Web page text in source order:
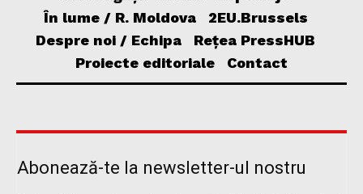
În lume / R. Moldova
2EU.Brussels
Despre noi / Echipa
Rețea PressHUB
Proiecte editoriale
Contact
Abonează-te la newsletter-ul nostru